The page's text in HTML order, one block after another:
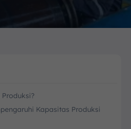
Kapasitas Produksi